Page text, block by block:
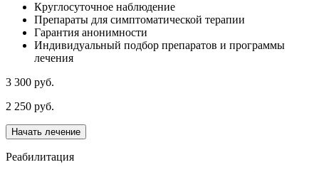
Круглосуточное наблюдение
Препараты для симптоматической терапии
Гарантия анонимности
Индивидуальный подбор препаратов и программы
лечения
3 300 руб.
2 250 руб.
Начать лечение
Реабилитация